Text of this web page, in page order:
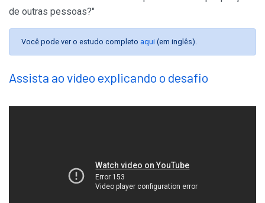
de outras pessoas?"
Você pode ver o estudo completo aqui (em inglês).
Assista ao vídeo explicando o desafio